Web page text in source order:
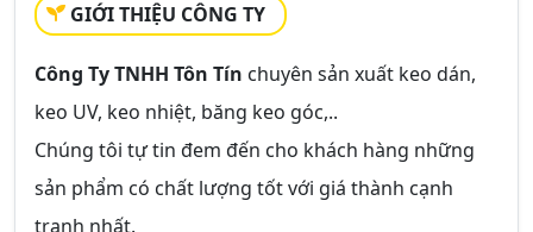
GIỚI THIỆU CÔNG TY
Công Ty TNHH Tôn Tín chuyên sản xuất keo dán,
keo UV, keo nhiệt, băng keo góc,..
Chúng tôi tự tin đem đến cho khách hàng những
sản phẩm có chất lượng tốt với giá thành cạnh
tranh nhất.